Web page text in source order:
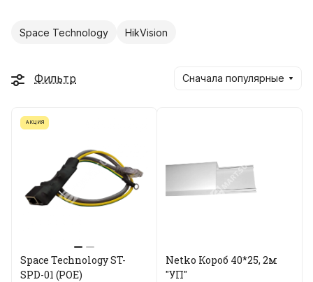
Space Technology HikVision
Фильтр Сначала популярные
АКЦИЯ
Space Technology ST-
SPD-01 (POE)
Netko Короб 40*25, 2м
"УП"